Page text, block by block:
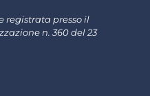
registrata presso il
n. 360 del 23